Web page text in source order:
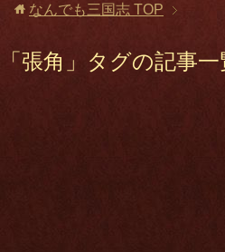
なんでも三国志 TOP
「張角」タグの記事一